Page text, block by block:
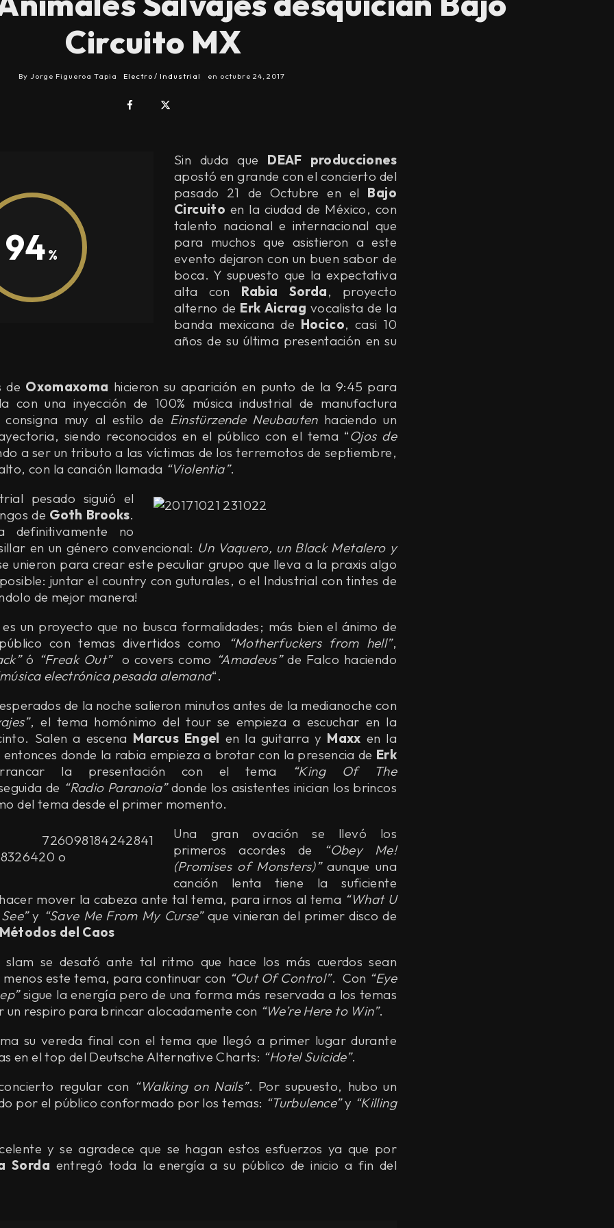
Circuito MX
By Jorge Figueroa Tapia Electro / Industrial en octubre 24, 2017
94
Sin duda que DEAF producciones
apostó en grande con el concierto del
pasado 21 de Octubre en el Bajo
Circuito en la ciudad de México, con
talento nacional e internacional que
para muchos que asistieron a este
evento dejaron con un buen sabor de
boca. Y supuesto que la expectativa
alta con Rabia Sorda, proyecto
alterno de Erk Aicrag vocalista de la
banda mexicana de Hocico, casi 10
años de su última presentación en su
de Oxomaxoma hicieron su aparición en punto de la 9:45 para
con una inyección de 100% música industrial de manufactura
muy al estilo de Einstürzende Neubautenhaciendo un
siendo reconocidos en el público con el tema “Ojos de
a ser un tributo a las víctimas de los terremotos de septiembre,
con la canción llamada “Violentia”.
pesado siguió el
de Goth Brooks.
definitivamente no
en un género convencional: Un Vaquero, un Black Metalero y
unieron para crear este peculiar grupo que lleva a la praxis algo
juntar el country con guturales, o el Industrial con tintes de
de mejor manera!
un proyecto que no busca formalidades; más bien el ánimo de
con temas divertidos como
“Motherfuckers from hell”,
ó “Freak Out” o covers como “Amadeus”de Falco haciendo
electrónica pesada alemana“.
de la noche salieron minutos antes de la medianoche con
, el tema homónimo del tour se empieza a escuchar en la
Salen a escena Marcus Engel en la guitarra y Maxx en la
entonces donde la rabia empieza a brotar con la presencia de Erk
la presentación con el tema
“King Of The
de “Radio Paranoia”donde los asistentes inician los brincos
del tema desde el primer momento.
Una gran ovación se llevó los
primeros acordes de “Obey Me!
(Promises of Monsters)”aunque una
canción lenta tiene la suficiente
mover la cabeza ante tal tema, para irnos al tema “What U
y “Save Me From My Curse”que vinieran del primer disco de
del Caos
se desató ante tal ritmo que hace los más cuerdos sean
este tema, para continuar con “Out Of Control”. Con “Eye
sigue la energía pero de una forma más reservada a los temas
un respiro para brincar alocadamente con “We’re Here to Win”.
su vereda final con el tema que llegó a primer lugar durante
en el top del Deutsche Alternative Charts: “Hotel Suicide”.
regular con “Walking on Nails”. Por supuesto, hubo un
por el público conformado por los temas: “Turbulence”y “Killing
y se agradece que se hagan estos esfuerzos ya que por
Sorda entregó toda la energía a su público de inicio a fin del